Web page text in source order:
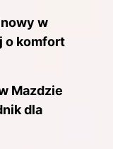
w
o komfort
Mazdzie
dla